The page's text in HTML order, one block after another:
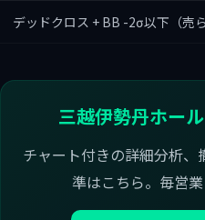
デッドクロス + BB -2σ以下（売ら
三越伊勢丹ホー
チャート付きの詳細分析
準はこちら。毎営